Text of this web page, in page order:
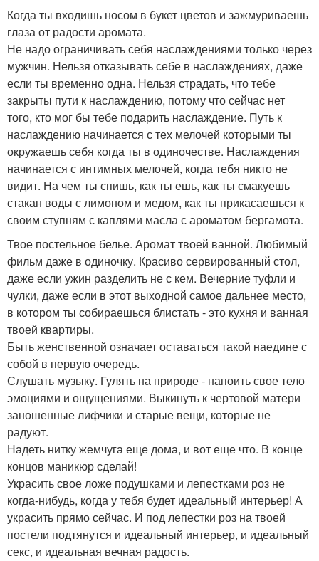
Когда ты входишь носом в букет цветов и зажмуриваешь
глаза от радости аромата.
Не надо ограничивать себя наслаждениями только через
мужчин. Нельзя отказывать себе в наслаждениях, даже
если ты временно одна. Нельзя страдать, что тебе
закрыты пути к наслаждению, потому что сейчас нет
того, кто мог бы тебе подарить наслаждение. Путь к
наслаждению начинается с тех мелочей которыми ты
окружаешь себя когда ты в одиночестве. Наслаждения
начинается с интимных мелочей, когда тебя никто не
видит. На чем ты спишь, как ты ешь, как ты смакуешь
стакан воды с лимоном и медом, как ты прикасаешься к
своим ступням с каплями масла с ароматом бергамота.
Твое постельное белье. Аромат твоей ванной. Любимый
фильм даже в одиночку. Красиво сервированный стол,
даже если ужин разделить не с кем. Вечерние туфли и
чулки, даже если в этот выходной самое дальнее место,
в котором ты собираешься блистать - это кухня и ванная
твоей квартиры.
Быть женственной означает оставаться такой наедине с
собой в первую очередь.
Слушать музыку. Гулять на природе - напоить свое тело
эмоциями и ощущениями. Выкинуть к чертовой матери
заношенные лифчики и старые вещи, которые не
радуют.
Надеть нитку жемчуга еще дома, и вот еще что. В конце
концов маникюр сделай!
Украсить свое ложе подушками и лепестками роз не
когда-нибудь, когда у тебя будет идеальный интерьер! А
украсить прямо сейчас. И под лепестки роз на твоей
постели подтянутся и идеальный интерьер, и идеальный
секс, и идеальная вечная радость.